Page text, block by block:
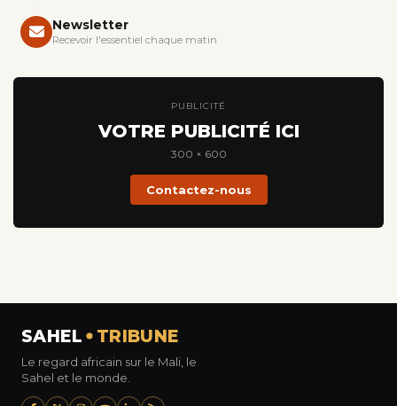
Newsletter
Recevoir l'essentiel chaque matin
PUBLICITÉ
VOTRE PUBLICITÉ ICI
300 × 600
Contactez-nous
SAHEL TRIBUNE
Le regard africain sur le Mali, le
Sahel et le monde.